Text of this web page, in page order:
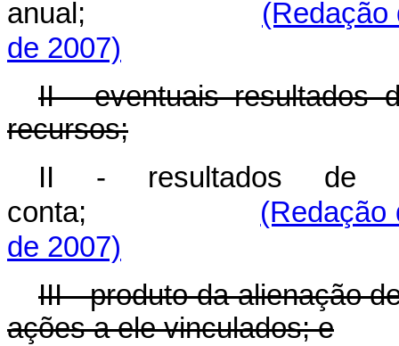
anual; (Redação
de 2007)
II - eventuais resultados
recursos;
II - resultados de
conta; (Redação
de 2007)
III - produto da alienação
ações a ele vinculados; e